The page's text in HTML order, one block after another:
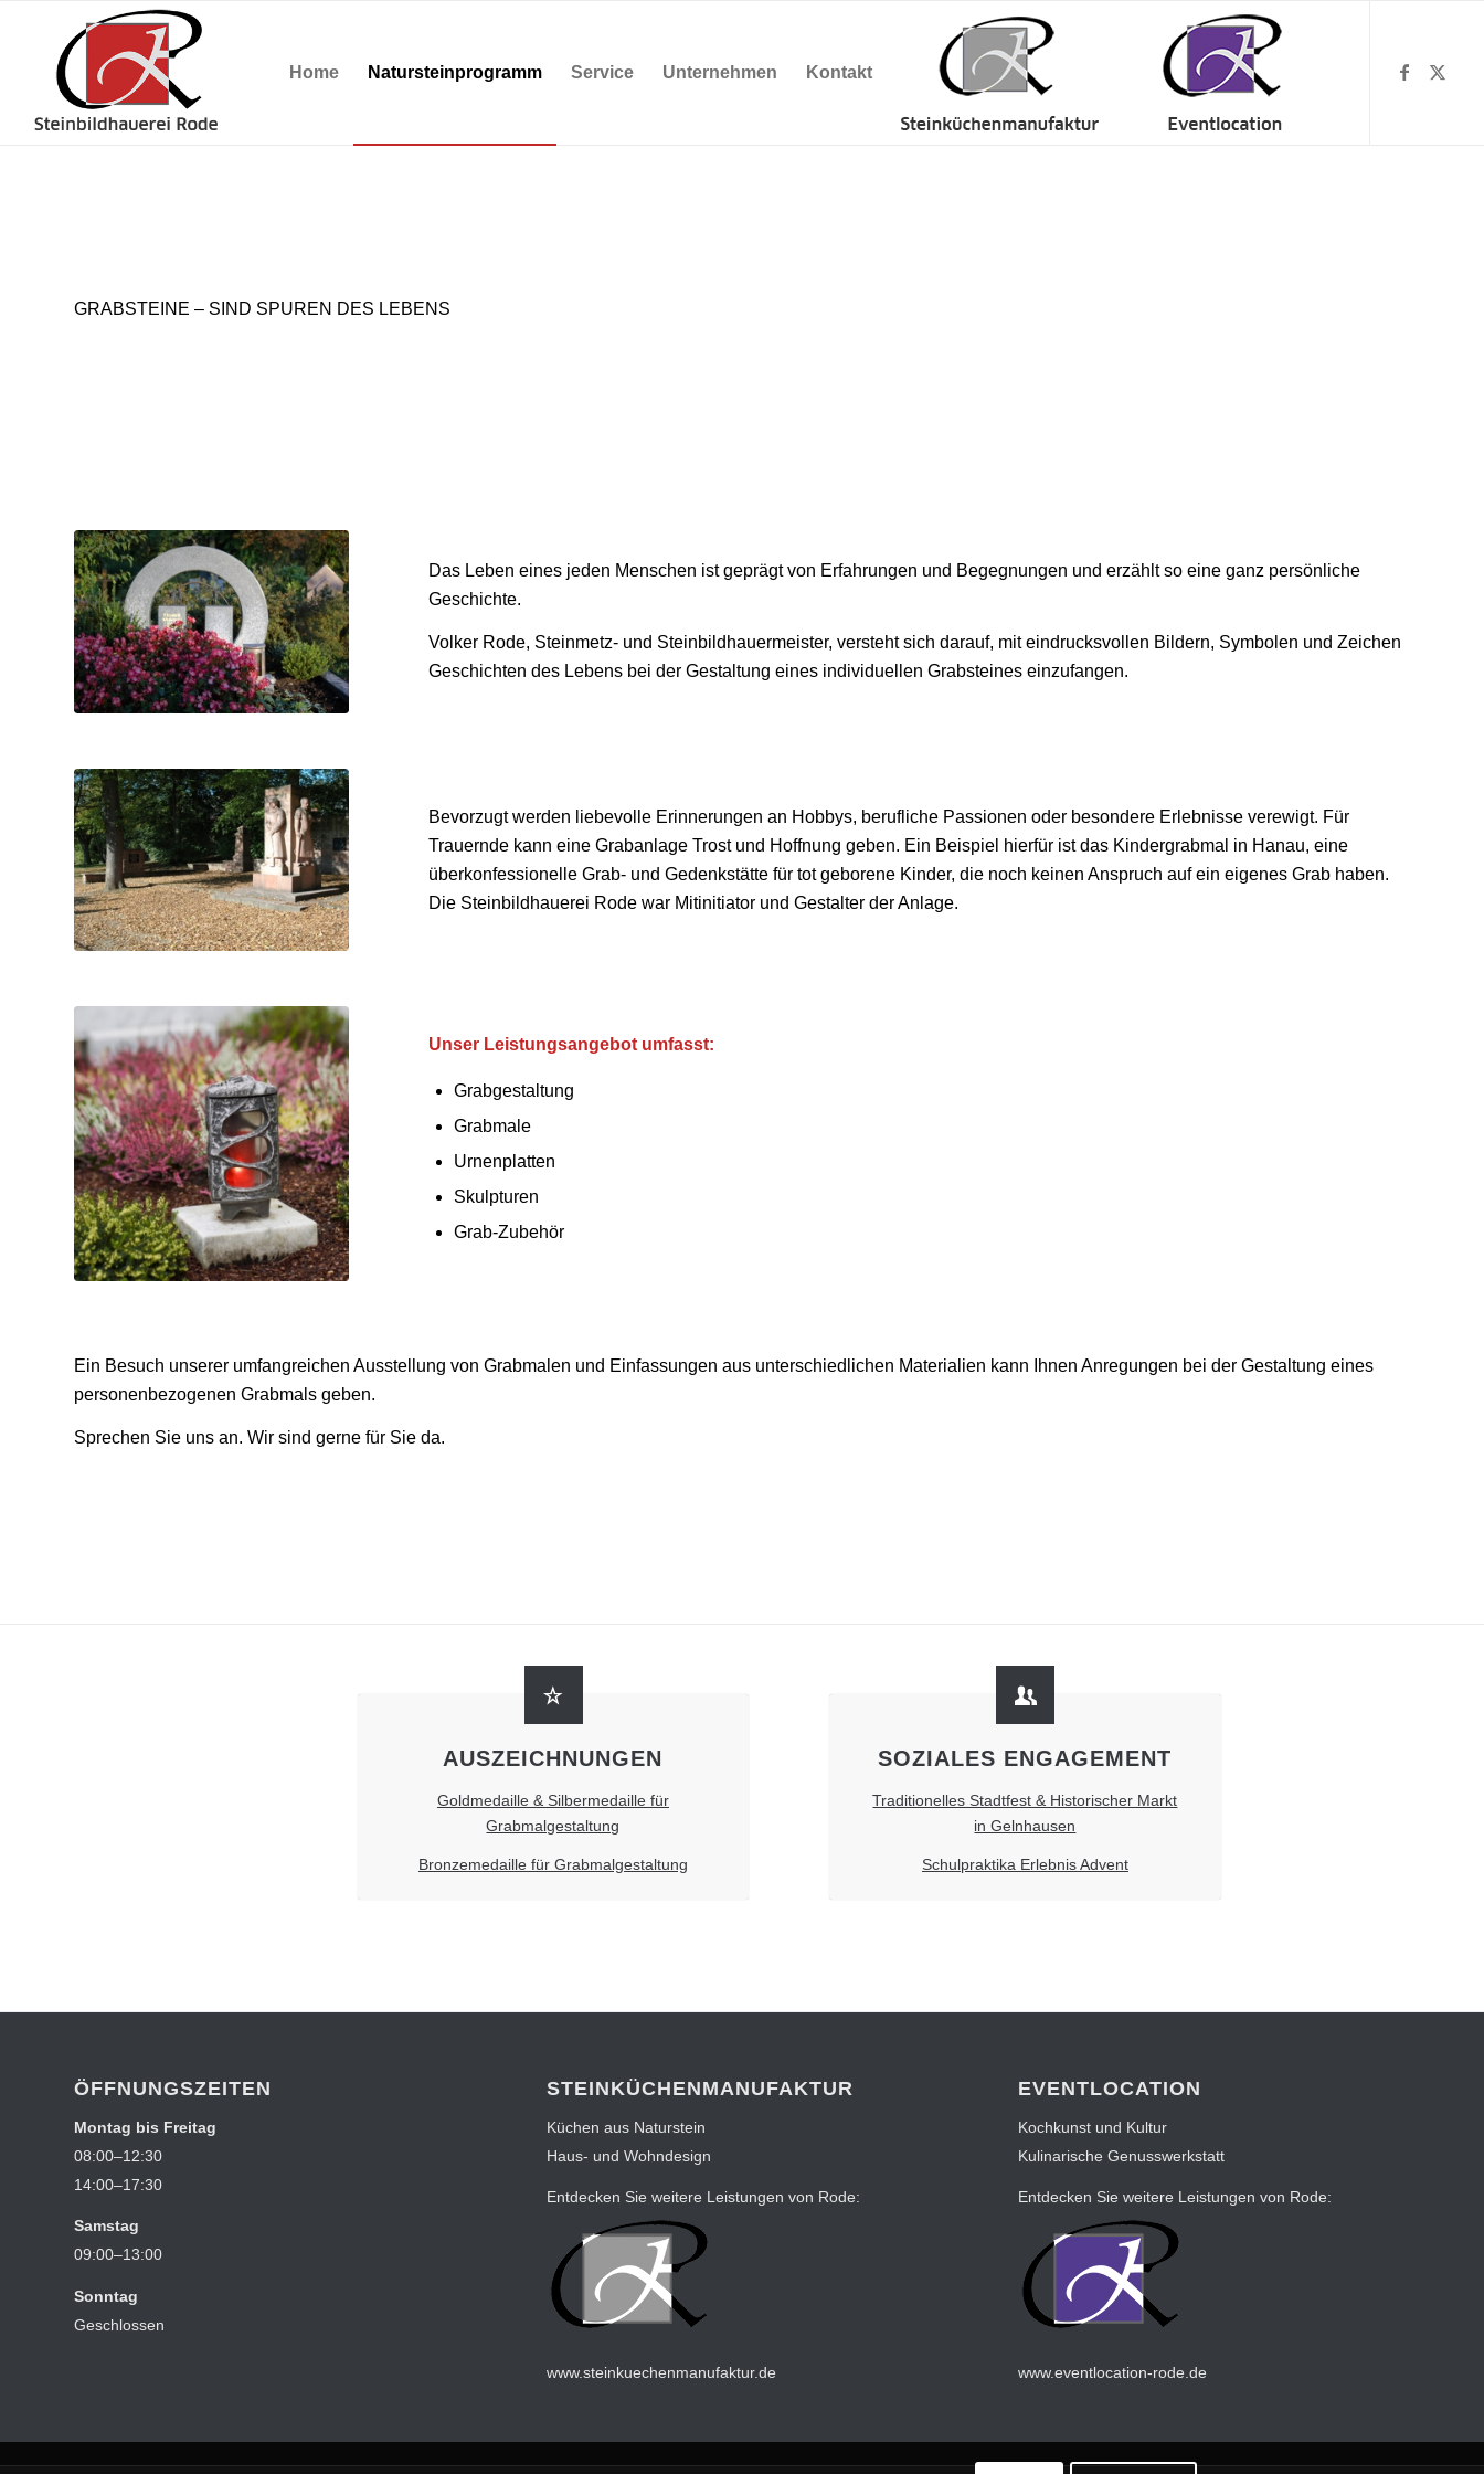
Home Natursteinprogramm Service Unternehmen Kontakt
GRABSTEINE – SIND SPUREN DES LEBENS
Das Leben eines jeden Menschen ist geprägt von Erfahrungen und Begegnungen und erzählt so eine ganz persönliche
Geschichte.
Volker Rode, Steinmetz- und Steinbildhauermeister, versteht sich darauf, mit eindrucksvollen Bildern, Symbolen und Zeichen
Geschichten des Lebens bei der Gestaltung eines individuellen Grabsteines einzufangen.
Bevorzugt werden liebevolle Erinnerungen an Hobbys, berufliche Passionen oder besondere Erlebnisse verewigt. Für
Trauernde kann eine Grabanlage Trost und Hoffnung geben. Ein Beispiel hierfür ist das Kindergrabmal in Hanau, eine
überkonfessionelle Grab- und Gedenkstätte für tot geborene Kinder, die noch keinen Anspruch auf ein eigenes Grab haben.
Die Steinbildhauerei Rode war Mitinitiator und Gestalter der Anlage.
Unser Leistungsangebot umfasst:
Grabgestaltung
Grabmale
Urnenplatten
Skulpturen
Grab-Zubehör
Ein Besuch unserer umfangreichen Ausstellung von Grabmalen und Einfassungen aus unterschiedlichen Materialien kann Ihnen Anregungen bei der Gestaltung eines
personenbezogenen Grabmals geben.
Sprechen Sie uns an. Wir sind gerne für Sie da.
AUSZEICHNUNGEN
Goldmedaille & Silbermedaille für
Grabmalgestaltung
Bronzemedaille für Grabmalgestaltung
SOZIALES ENGAGEMENT
Traditionelles Stadtfest & Historischer Markt
in Gelnhausen
Schulpraktika Erlebnis Advent
ÖFFNUNGSZEITEN
Montag bis Freitag
08:00–12:30
14:00–17:30
Samstag
09:00–13:00
Sonntag
Geschlossen
STEINKÜCHENMANUFAKTUR
Küchen aus Naturstein
Haus- und Wohndesign
Entdecken Sie weitere Leistungen von Rode:
www.steinkuechenmanufaktur.de
EVENTLOCATION
Kochkunst und Kultur
Kulinarische Genusswerkstatt
Entdecken Sie weitere Leistungen von Rode:
www.eventlocation-rode.de